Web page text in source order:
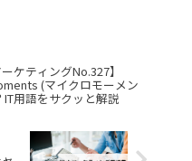
ーケティングNo.327】
(マイクロモーメン
IT用語をサクッと解説